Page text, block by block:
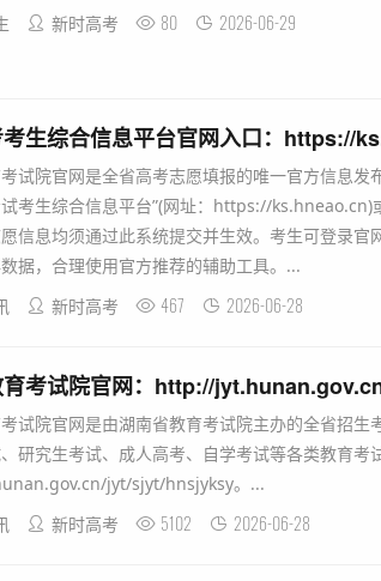
新时高考 80 2026-06-29
生综合信息平台官网入口：https://
试院官网是全省高考志愿填报的唯一官方信息发
考生综合信息平台”(网址：https://ks.hneao.cn)
信息均须通过此系统提交并生效。考生可登录官
据，合理使用官方推荐的辅助工具。...
新时高考 467 2026-06-28
育考试院官网：http://
试院官网是由湖南省教育考试院主办的全省招生
研究生考试、成人高考、自学考试等各类教育考
jyt/sjyt/hnsjyksy。...
新时高考 5102 2026-06-28